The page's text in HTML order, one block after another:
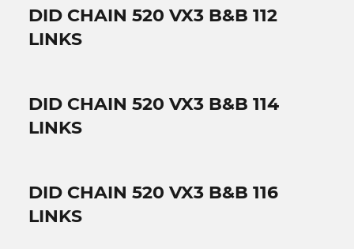
DID CHAIN 520 VX3 B&B 112
LINKS
DID CHAIN 520 VX3 B&B 114
LINKS
DID CHAIN 520 VX3 B&B 116
LINKS